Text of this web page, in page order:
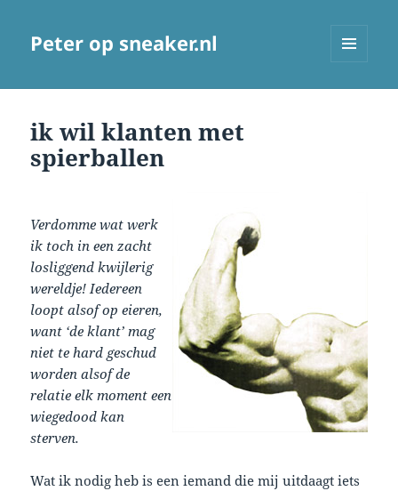
Peter op sneaker.nl
ik wil klanten met
spierballen
Verdomme wat werk
ik toch in een zacht
losliggend kwijlerig
wereldje! Iedereen
loopt alsof op eieren,
want ‘de klant’ mag
niet te hard geschud
worden alsof de
relatie elk moment een
wiegedood kan
sterven.
Wat ik nodig heb is een iemand die mij uitdaagt iets